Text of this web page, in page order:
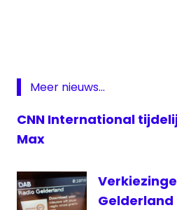
Tweede
Kamer
verkiezingen
vvd
Meer nieuws...
CNN International
Max